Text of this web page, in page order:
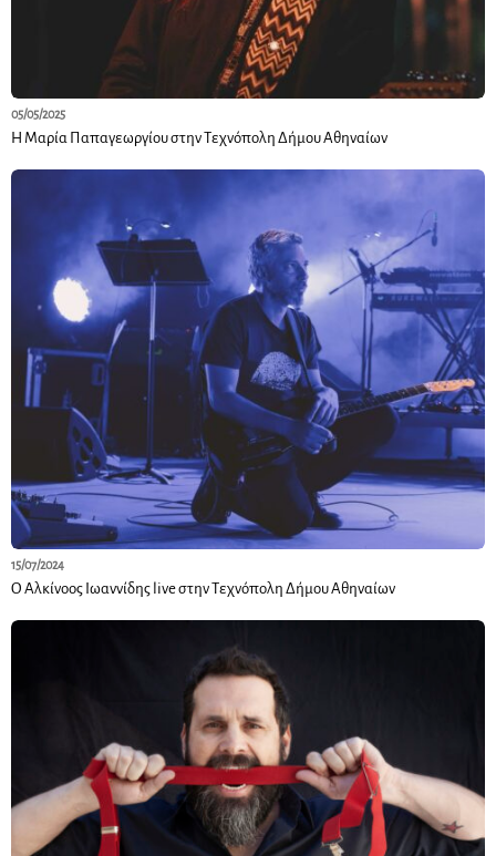
05/05/2025
Η Μαρία Παπαγεωργίου στην Τεχνόπολη Δήμου Αθηναίων
15/07/2024
Ο Αλκίνοος Ιωαννίδης live στην Τεχνόπολη Δήμου Αθηναίων